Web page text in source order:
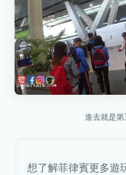
進去就是
想了解菲律賓更多遊